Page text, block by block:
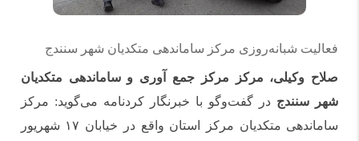
فعالیت شبانه‌روزی مرکز ساماندهی متکدیان شهر سنندج
صلاح وکیلی، مرکز مرکز جمع آوری و ساماندهی متکدیان
شهر سنندج در گفت‌وگو با خبرنگار کردنامه می‌گوید: مرکز
ساماندهی متکدیان مرکز استان واقع در خیابان ۱۷ شهریور